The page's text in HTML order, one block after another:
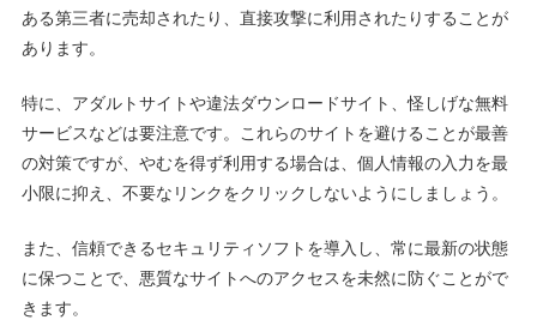
ある第三者に売却されたり、直接攻撃に利用されたりすることが
あります。
特に、アダルトサイトや違法ダウンロードサイト、怪しげな無料
サービスなどは要注意です。これらのサイトを避けることが最善
の対策ですが、やむを得ず利用する場合は、個人情報の入力を最
小限に抑え、不要なリンクをクリックしないようにしましょう。
また、信頼できるセキュリティソフトを導入し、常に最新の状態
に保つことで、悪質なサイトへのアクセスを未然に防ぐことがで
きます。